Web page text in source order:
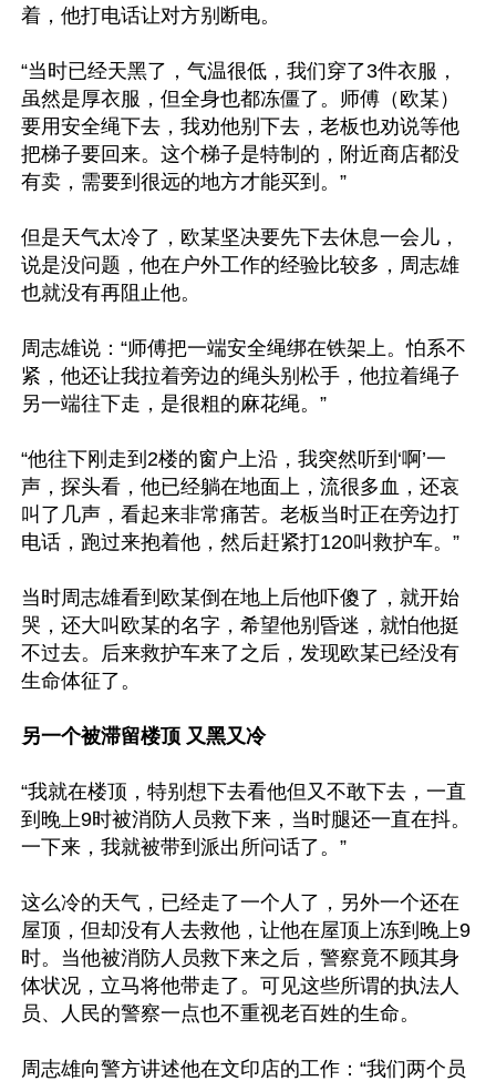
着，他打电话让对方别断电。
“当时已经天黑了，气温很低，我们穿了3件衣服，
虽然是厚衣服，但全身也都冻僵了。师傅（欧某）
要用安全绳下去，我劝他别下去，老板也劝说等他
把梯子要回来。这个梯子是特制的，附近商店都没
有卖，需要到很远的地方才能买到。”
但是天气太冷了，欧某坚决要先下去休息一会儿，
说是没问题，他在户外工作的经验比较多，周志雄
也就没有再阻止他。
周志雄说：“师傅把一端安全绳绑在铁架上。怕系不
紧，他还让我拉着旁边的绳头别松手，他拉着绳子
另一端往下走，是很粗的麻花绳。”
“他往下刚走到2楼的窗户上沿，我突然听到‘啊’一
声，探头看，他已经躺在地面上，流很多血，还哀
叫了几声，看起来非常痛苦。老板当时正在旁边打
电话，跑过来抱着他，然后赶紧打120叫救护车。”
当时周志雄看到欧某倒在地上后他吓傻了，就开始
哭，还大叫欧某的名字，希望他别昏迷，就怕他挺
不过去。后来救护车来了之后，发现欧某已经没有
生命体征了。
另一个被滞留楼顶 又黑又冷
“我就在楼顶，特别想下去看他但又不敢下去，一直
到晚上9时被消防人员救下来，当时腿还一直在抖。
一下来，我就被带到派出所问话了。”
这么冷的天气，已经走了一个人了，另外一个还在
屋顶，但却没有人去救他，让他在屋顶上冻到晚上9
时。当他被消防人员救下来之后，警察竟不顾其身
体状况，立马将他带走了。可见这些所谓的执法人
员、人民的警察一点也不重视老百姓的生命。
周志雄向警方讲述他在文印店的工作：“我们两个员